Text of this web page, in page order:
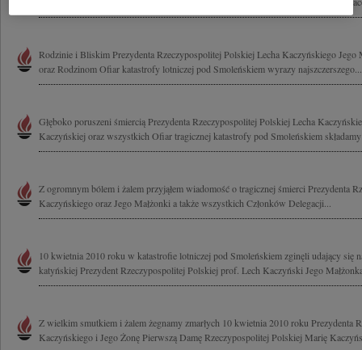
Rodzinie i Bliskim Prezydenta Rzeczypospolitej Polskiej Lecha Kaczyńskiego
oraz Rodzinom Ofiar katastrofy lotniczej pod Smoleńskiem wyrazy najszczerszego...
Głęboko poruszeni śmiercią Prezydenta Rzeczypospolitej Polskiej Lecha
Kaczyńskiej oraz wszystkich Ofiar tragicznej katastrofy pod Smoleńskiem
Z ogromnym bólem i żalem przyjąłem wiadomość o tragicznej śmierci Prezydenta
Kaczyńskiego oraz Jego Małżonki a także wszystkich Członków Delegacji...
10 kwietnia 2010 roku w katastrofie lotniczej pod Smoleńskiem zginęli udający się
katyńskiej Prezydent Rzeczypospolitej Polskiej prof. Lech Kaczyński Jego
Z wielkim smutkiem i żalem żegnamy zmarłych 10 kwietnia 2010 roku Prezydenta
Kaczyńskiego i Jego Żonę Pierwszą Damę Rzeczypospolitej Polskiej Marię